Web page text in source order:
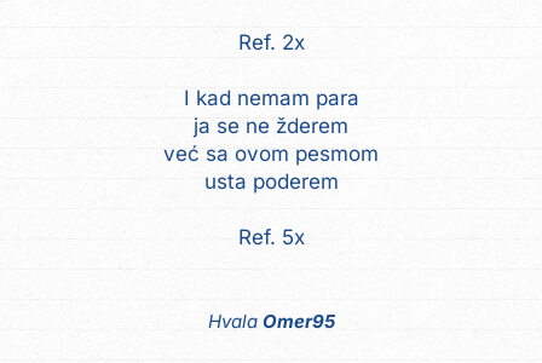
Ref. 2x
I kad nemam para
ja se ne žderem
već sa ovom pesmom
usta poderem
Ref. 5x
Hvala Omer95